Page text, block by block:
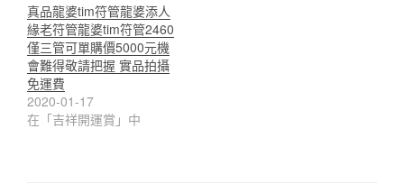
真品龍婆tim符管龍婆添人
緣老符管龍婆tim符管2460
僅三管可單購價5000元機
會難得敬請把握 實品拍攝
免運費
2020-01-17
在「吉祥開運賞」中